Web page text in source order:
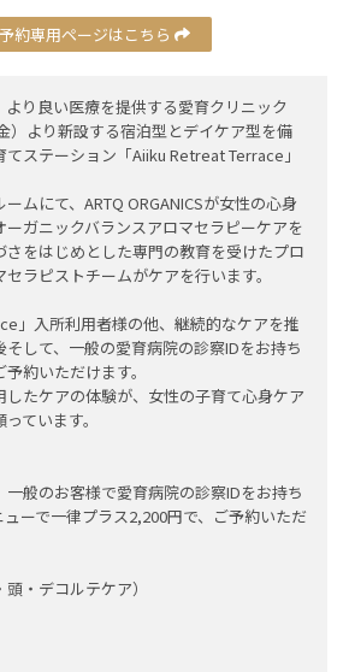
約専用ページはこちら
り良い医療を提供する愛育クリニック
）より新設する宿泊型とデイケア型を備
ステーション「Aiiku Retreat Terrace」
ムにて、ARTQ ORGANICSが女性の心身
ガニックバランスアロマセラピーケアを
をはじめとした専門の教育を受けたプロ
ラピストチームがケアを行います。
」入所利用者様の他、継続的なケアを推
して、一般の愛育病院の診察IDをお持ち
約いただけます。
たケアの体験が、女性の子育て心身ケア
ています。
般のお客様で愛育病院の診察IDをお持ち
ーで一律プラス2,200円で、ご予約いただ
・デコルテケア）